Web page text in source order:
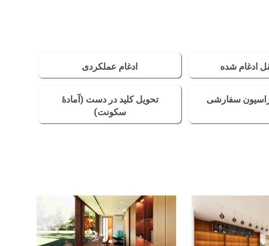
ادغام شده ادغام عملکردی
سفارشی
تحویل کلید در دست (آمادهٔ
سکونت)